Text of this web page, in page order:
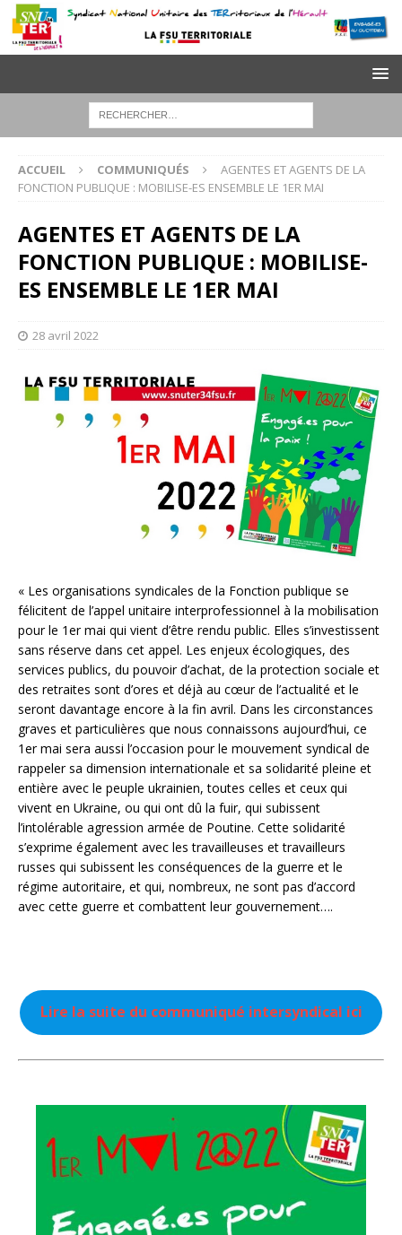
ACCUEIL COMMUNIQUÉS
AGENTES ET AGENTS DE LA
FONCTION PUBLIQUE : MOBILISE-ES ENSEMBLE LE 1ER MAI
AGENTES ET AGENTS DE LA
FONCTION PUBLIQUE : MOBILISE-
ES ENSEMBLE LE 1ER MAI
28 avril 2022
« Les organisations syndicales de la Fonction publique se
félicitent de l’appel unitaire interprofessionnel à la mobilisation
pour le 1er mai qui vient d’être rendu public. Elles s’investissent
sans réserve dans cet appel. Les enjeux écologiques, des
services publics, du pouvoir d’achat, de la protection sociale et
des retraites sont d’ores et déjà au cœur de l’actualité et le
seront davantage encore à la fin avril. Dans les circonstances
graves et particulières que nous connaissons aujourd’hui, ce
1er mai sera aussi l’occasion pour le mouvement syndical de
rappeler sa dimension internationale et sa solidarité pleine et
entière avec le peuple ukrainien, toutes celles et ceux qui
vivent en Ukraine, ou qui ont dû la fuir, qui subissent
l’intolérable agression armée de Poutine. Cette solidarité
s’exprime également avec les travailleuses et travailleurs
russes qui subissent les conséquences de la guerre et le
régime autoritaire, et qui, nombreux, ne sont pas d’accord
avec cette guerre et combattent leur gouvernement….
Lire la suite du communiqué intersyndical ici